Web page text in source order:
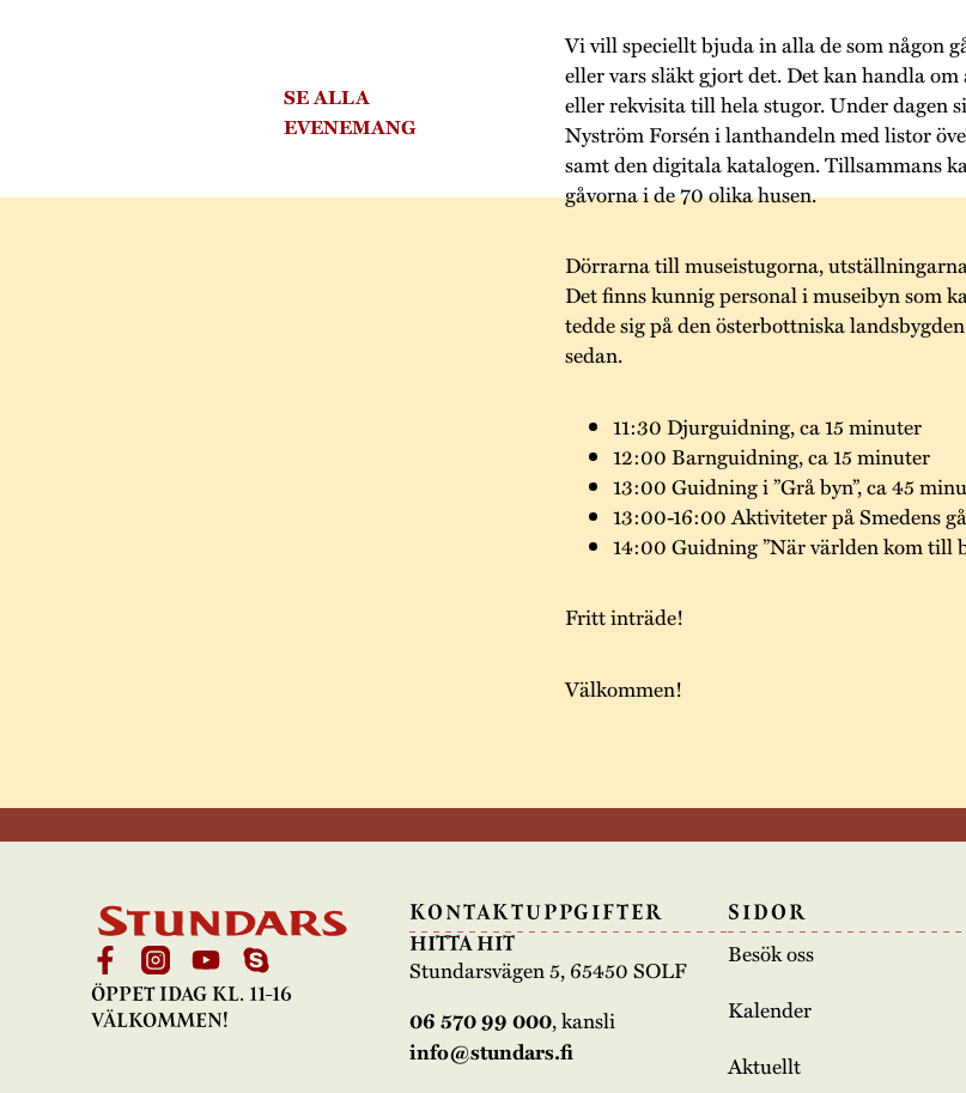
SE ALLA
EVENEMANG
Vi vill speciellt bjuda in alla de som någon
eller vars släkt gjort det. Det kan handla
eller rekvisita till hela stugor. Under dagen
Nyström Forsén i lanthandeln med listor
samt den digitala katalogen. Tillsammans
gåvorna i de 70 olika husen.
Dörrarna till museistugorna,
Det finns kunnig personal i museibyn som
tedde sig på den österbottniska
sedan.
11:30 Djurguidning, ca 15 minuter
12:00 Barnguidning, ca 15 minuter
13:00 Guidning i ”Grå byn”, ca 45
13:00-16:00 Aktiviteter på Smedens
14:00 Guidning ”När världen kom till
Fritt inträde!
Välkommen!
ÖPPET IDAG KL. 11-16
VÄLKOMMEN!
KONTAKTUPPGIFTER
HITTA HIT
Stundarsvägen 5, 65450 SOLF
06 570 99 000, kansli
info@stundars.fi
SIDOR
Besök oss
Kalender
Aktuellt